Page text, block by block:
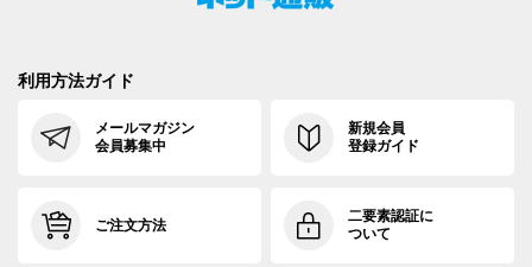
利用方法ガイド
メールマガジン
会員募集中
新規会員
登録ガイド
ご注文方法
二要素認証に
ついて